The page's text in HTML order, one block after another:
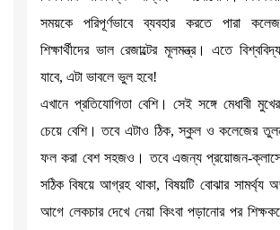
সময়কে পরিপূর্ণভাবে ব্যবহার করতে পারা কলেজ
শিক্ষার্থীদের ভাল রেজাল্টের মূলমন্ত্র। এতে
যাবে, এটা ভাবলে ভুল হবে!
এখানে প্রতিযোগিতা বেশি। সেই সঙ্গে মেধাবী
চেয়ে বেশি। তবে এটাও ঠিক, স্কুল ও কলেজের
ফল করা বেশ সহজও। তবে এজন্য প্রয়োজন-
সঠিক বিষয়ে আগ্রহ থাকা, বিষয়টি বোঝার সামর্থ্য
আগে লেকচার দেখে নেয়া কিংবা পড়ানোর পর